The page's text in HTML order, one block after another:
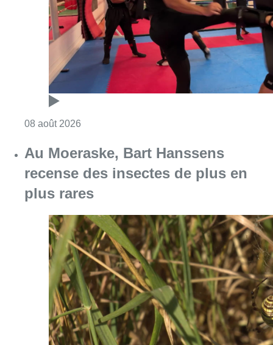
recense des insectes de plus en
plus rares
08 août 2026Consulter l'article "Au Moeraske, Bart
Marathon de contrôles de vitesse
ce week-end: “Une moto a été
flashée à 121 km/h sur l’avenue de